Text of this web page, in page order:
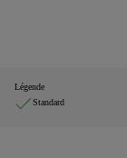
Légende
Standard